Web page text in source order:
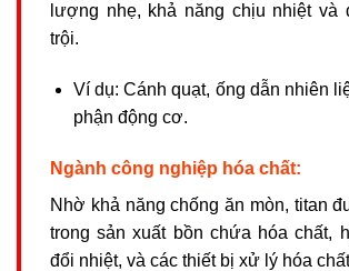
lượng nhẹ, khả năng chịu nhiệt và
trội.
Ví dụ: Cánh quạt, ống dẫn nhiên
phận động cơ.
Ngành công nghiệp hóa chất:
Nhờ khả năng chống ăn mòn, titan
trong sản xuất bồn chứa hóa chất,
đổi nhiệt, và các thiết bị xử lý hóa